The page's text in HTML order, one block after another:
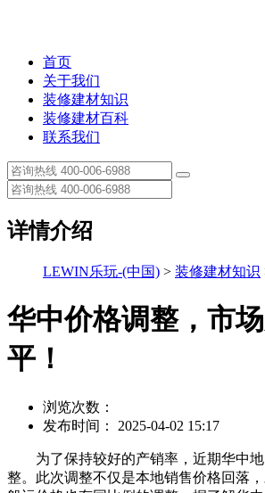
首页
关于我们
装修建材知识
装修建材百科
联系我们
详情介绍
LEWIN乐玩-(中国) > 装修建材知识
华中价格调整，市
平！
浏览次数：
发布时间： 2025-04-02 15:17
为了保持较好的产销率，近期华中地
整。此次调整不仅是本地销售价格回落